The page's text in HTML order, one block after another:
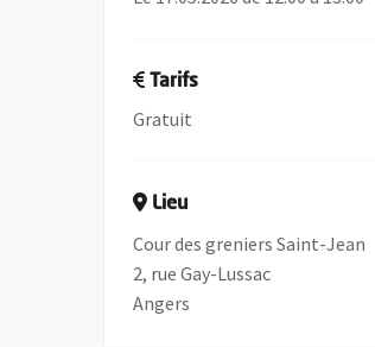
Tarifs
Gratuit
Lieu
Cour des greniers Saint-Jean
2, rue Gay-Lussac
Angers